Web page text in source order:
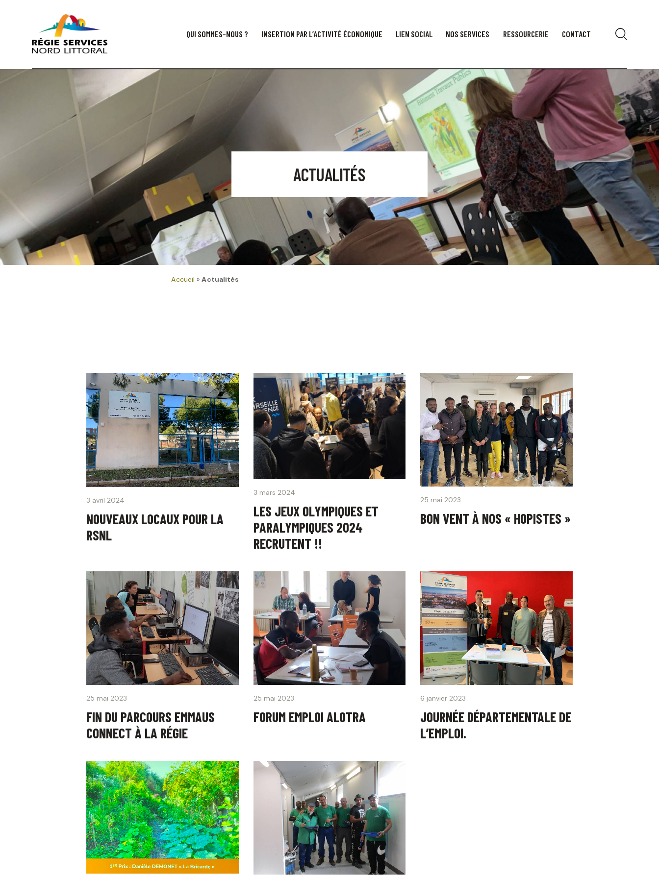
QUI SOMMES-NOUS ? INSERTION PAR L’ACTIVITÉ ÉCONOMIQUE LIEN SOCIAL NOS SERVICES RESSOURCERIE CONTACT
ACTUALITÉS
Accueil »Actualités
3 avril 2024
NOUVEAUX LOCAUX POUR LA
RSNL
3 mars 2024
LES JEUX OLYMPIQUES ET
PARALYMPIQUES 2024
RECRUTENT !!
25 mai 2023
BON VENT À NOS « HOPISTES »
25 mai 2023
FIN DU PARCOURS EMMAUS
CONNECT À LA RÉGIE
25 mai 2023
FORUM EMPLOI ALOTRA
6 janvier 2023
JOURNÉE DÉPARTEMENTALE DE
L’EMPLOI.